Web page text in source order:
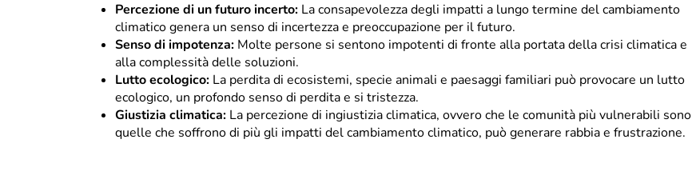
Percezione di un futuro incerto: La consapevolezza degli impatti a lungo termine del cambiamento
climatico genera un senso di incertezza e preoccupazione per il futuro.
Senso di impotenza: Molte persone si sentono impotenti di fronte alla portata della crisi climatica e
alla complessità delle soluzioni.
Lutto ecologico: La perdita di ecosistemi, specie animali e paesaggi familiari può provocare un lutto
ecologico, un profondo senso di perdita e si tristezza.
Giustizia climatica: La percezione di ingiustizia climatica, ovvero che le comunità più vulnerabili sono
quelle che soffrono di più gli impatti del cambiamento climatico, può generare rabbia e frustrazione.